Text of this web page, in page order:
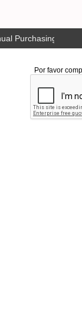
Purchasing Plan
Por favor